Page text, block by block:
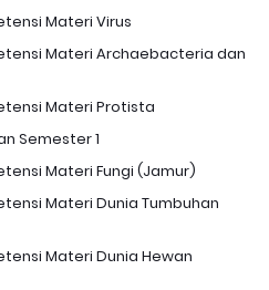
Materi Virus
Materi Archaebacteria dan
Materi Protista
Semester 1
Materi Fungi (Jamur)
Materi Dunia Tumbuhan
Materi Dunia Hewan